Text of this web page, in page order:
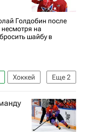
Голдобин после
на
шайбу в
Еще2
Хоккей